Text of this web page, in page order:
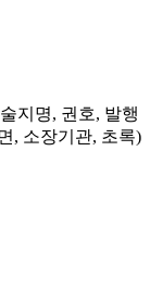
지명, 권호, 발행
, 소장기관, 초록)